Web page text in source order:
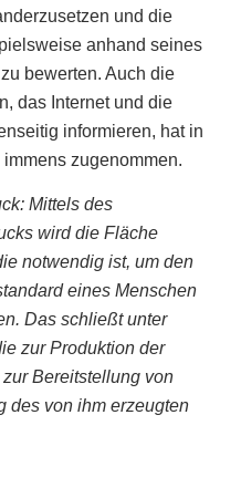
und die
anhand seines
bewerten. Auch die
das Internet und die
informieren, hat in
zugenommen.
Mittels des
wird die Fläche
notwendig ist, um den
eines Menschen
Das schließt unter
zur Produktion der
Bereitstellung von
des von ihm erzeugten